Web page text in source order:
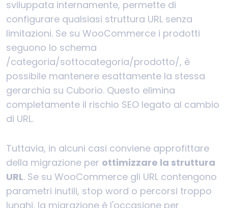
sviluppata internamente, permette di
configurare qualsiasi struttura URL senza
limitazioni. Se su WooCommerce i prodotti
seguono lo schema
/categoria/sottocategoria/prodotto/, è
possibile mantenere esattamente la stessa
gerarchia su Cuborio. Questo elimina
completamente il rischio SEO legato al cambio
di URL.
Tuttavia, in alcuni casi conviene approfittare
della migrazione per ottimizzare la struttura
URL. Se su WooCommerce gli URL contengono
parametri inutili, stop word o percorsi troppo
lunghi, la migrazione è l'occasione per